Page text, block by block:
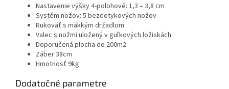
Nastavenie výšky 4-polohové: 1,3 – 3,8 cm
Systém nožov: 5 bezdotykových nožov
Rukoväť s mäkkým držadlom
Valec s nožmi uložený v guľkových ložiskách
Doporučená plocha do 200m2
Záber 38cm
Hmotnosť 9kg
Dodatočné parametre